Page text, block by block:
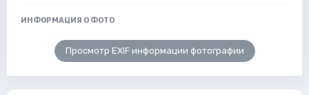
ИНФОРМАЦИЯ О ФОТО
Просмотр EXIF информации фотографии